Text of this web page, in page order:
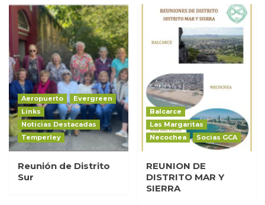
Aeropuerto
Evergreen
Links
Noticias Destacadas
Temperley
Reunión de Distrito
Sur
Balcarce
Las Margaritas
Necochea
Socias GCA
REUNION DE
DISTRITO MAR Y
SIERRA